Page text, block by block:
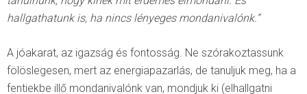
hallgathatunk is, ha nincs lényeges mondanivalónk.”
A jóakarat, az igazság és fontosság. Ne szórakoztassunk
fölöslegesen, mert az energiapazarlás, de tanuljuk meg, ha a
fentiekbe illő mondanivalónk van, mondjuk ki (elhallgatni